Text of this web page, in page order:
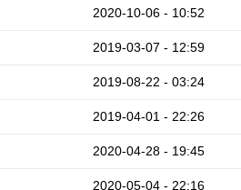
2020-10-06 - 10:52
2019-03-07 - 12:59
2019-08-22 - 03:24
2019-04-01 - 22:26
2020-04-28 - 19:45
2020-05-04 - 22:16